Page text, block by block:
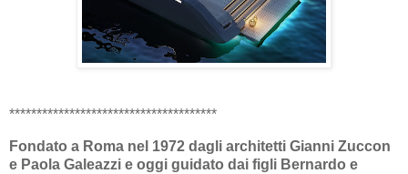
**************************************
Fondato a Roma nel 1972 dagli architetti Gianni Zuccon
e Paola Galeazzi e oggi guidato dai figli Bernardo e